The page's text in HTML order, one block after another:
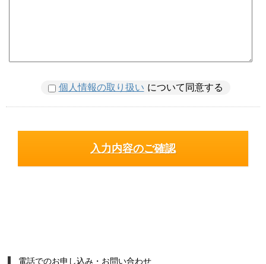
個人情報の取り扱い について同意する
電話でのお申し込み・お問い合わせ